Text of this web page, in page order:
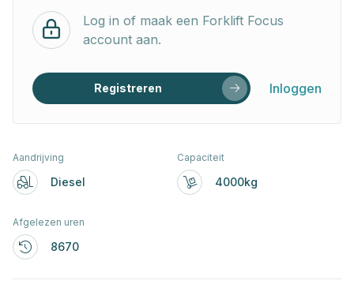
Log in of maak een Forklift Focus
account aan.
Registreren Inloggen
Aandrijving
Diesel
Capaciteit
4000kg
Afgelezen uren
8670